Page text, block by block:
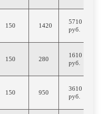
150 1420
5710
руб.
150 280
1610
руб.
150 950
3610
руб.